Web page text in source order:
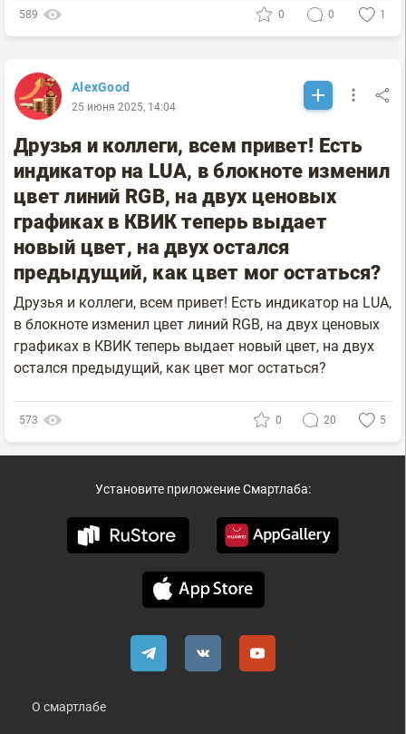
589 0 0 1
AlexGood
25 июня 2025, 14:04
Друзья и коллеги, всем привет! Есть
индикатор на LUA, в блокноте изменил
цвет линий RGB, на двух ценовых
графиках в КВИК теперь выдает
новый цвет, на двух остался
предыдущий, как цвет мог остаться?
Друзья и коллеги, всем привет! Есть индикатор на LUA,
в блокноте изменил цвет линий RGB, на двух ценовых
графиках в КВИК теперь выдает новый цвет, на двух
остался предыдущий, как цвет мог остаться?
573 0 20 5
Установите приложение Смартлаба:
О смартлабе